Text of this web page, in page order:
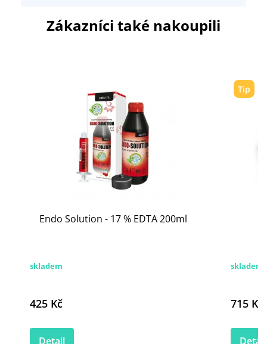
Zákazníci také nakoupili
Endo Solution - 17 % EDTA 200ml
skladem
425 Kč
Detail
Tip
skladem
715 Kč
Detail